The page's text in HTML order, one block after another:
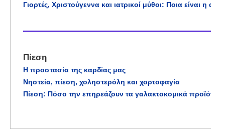
Γιορτές, Χριστούγεννα και ιατρικοί μύθοι: Ποια είναι η
Πίεση
Η προστασία της καρδίας μας
Νηστεία, πίεση, χοληστερόλη και χορτοφαγία
Πίεση: Πόσο την επηρεάζουν τα γαλακτοκομικά προϊόντα;